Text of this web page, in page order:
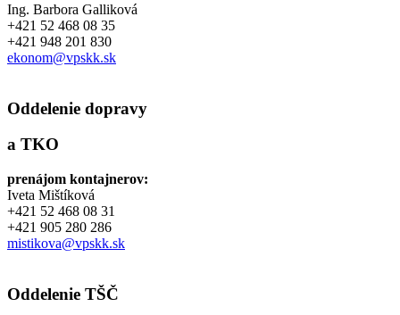
Ing. Barbora Galliková
+421 52 468 08 35
+421 948 201 830
ekonom@vpskk.sk
Oddelenie dopravy
a TKO
prenájom kontajnerov:
Iveta Mištíková
+421 52 468 08 31
+421 905 280 286
mistikova@vpskk.sk
Oddelenie TŠČ